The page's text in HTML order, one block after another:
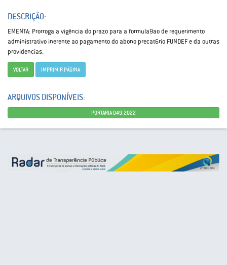
DESCRIÇÃO:
EMENTA: Prorroga a vigência do prazo para a formula9ao de requerimento
administrativo inerente ao pagamento do abono precat6rio FUNDEF e da outras
providencias.
VOLTAR IMPRIMIR PÁGINA
ARQUIVOS DISPONÍVEIS:
PORTARIA 049.2022